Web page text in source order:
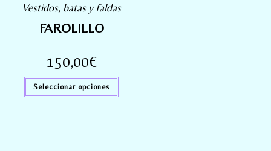
Vestidos, batas y faldas
FAROLILLO
150,00€
Seleccionar opciones